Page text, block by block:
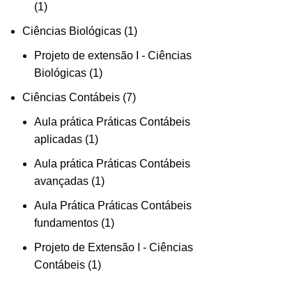
1
Ciências Biológicas 1
Projeto de extensão I - Ciências
Biológicas 1
Ciências Contábeis 7
Aula prática Práticas Contábeis
aplicadas 1
Aula prática Práticas Contábeis
avançadas 1
Aula Prática Práticas Contábeis
fundamentos 1
Projeto de Extensão I - Ciências
Contábeis 1